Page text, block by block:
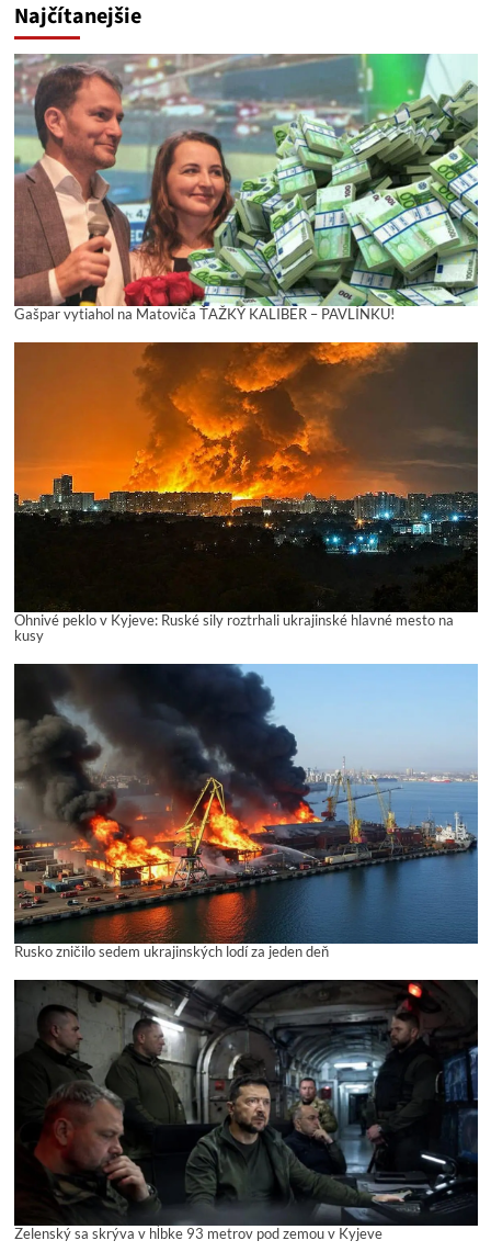
Najčítanejšie
Gašpar vytiahol na Matoviča ŤAŽKÝ KALIBER – PAVLÍNKU!
Ohnivé peklo v Kyjeve: Ruské sily roztrhali ukrajinské hlavné mesto na
kusy
Rusko zničilo sedem ukrajinských lodí za jeden deň
Zelenský sa skrýva v hĺbke 93 metrov pod zemou v Kyjeve